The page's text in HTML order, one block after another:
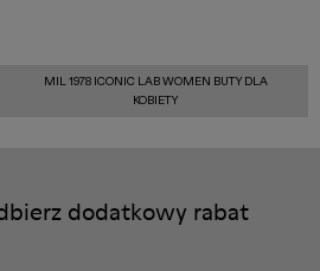
MIL 1978 ICONIC LAB WOMEN BUTY DLA
KOBIETY
dodatkowy rabat